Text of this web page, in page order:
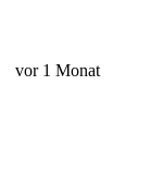
vor 1 Monat